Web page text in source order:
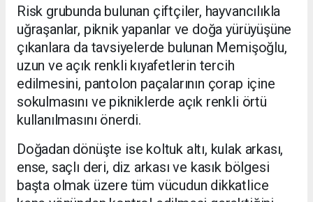
Risk grubunda bulunan çiftçiler, hayvancılıkla
uğraşanlar, piknik yapanlar ve doğa yürüyüşüne
çıkanlara da tavsiyelerde bulunan Memişoğlu,
uzun ve açık renkli kıyafetlerin tercih
edilmesini, pantolon paçalarının çorap içine
sokulmasını ve pikniklerde açık renkli örtü
kullanılmasını önerdi.
Doğadan dönüşte ise koltuk altı, kulak arkası,
ense, saçlı deri, diz arkası ve kasık bölgesi
başta olmak üzere tüm vücudun dikkatlice